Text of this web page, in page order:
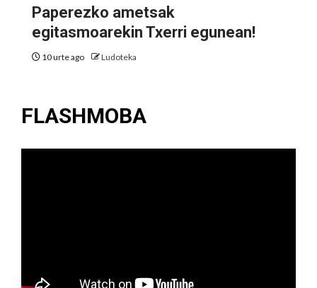
Paperezko ametsak
egitasmoarekin Txerri egunean!
10 urte ago Ludoteka
FLASHMOBA